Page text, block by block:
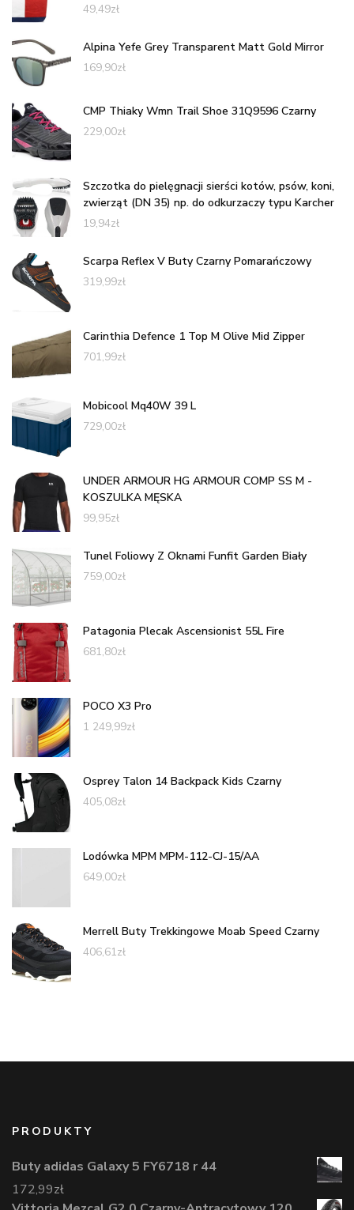
49,49zł
Alpina Yefe Grey Transparent Matt Gold Mirror
169,90zł
CMP Thiaky Wmn Trail Shoe 31Q9596 Czarny
229,00zł
Szczotka do pielęgnacji sierści kotów, psów, koni,
zwierząt (DN 35) np. do odkurzaczy typu Karcher
19,94zł
Scarpa Reflex V Buty Czarny Pomarańczowy
319,99zł
Carinthia Defence 1 Top M Olive Mid Zipper
701,99zł
Mobicool Mq40W 39 L
729,00zł
UNDER ARMOUR HG ARMOUR COMP SS M -
KOSZULKA MĘSKA
99,95zł
Tunel Foliowy Z Oknami Funfit Garden Biały
759,00zł
Patagonia Plecak Ascensionist 55L Fire
681,80zł
POCO X3 Pro
1 249,99zł
Osprey Talon 14 Backpack Kids Czarny
405,08zł
Lodówka MPM MPM-112-CJ-15/AA
649,00zł
Merrell Buty Trekkingowe Moab Speed Czarny
406,61zł
PRODUKTY
Buty adidas Galaxy 5 FY6718 r 44
172,99zł